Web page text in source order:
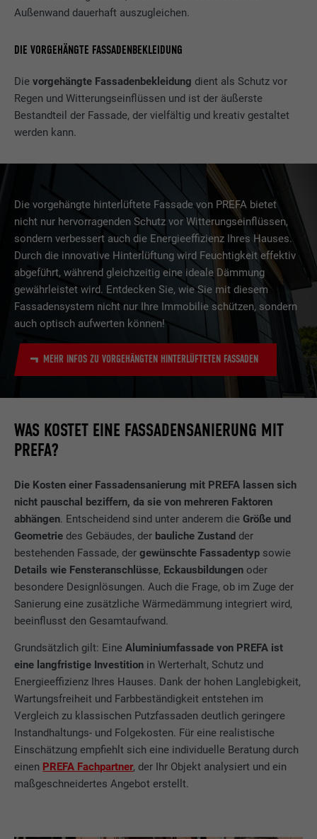
Außenwand dauerhaft auszugleichen.
DIE VORGEHÄNGTE FASSADENBEKLEIDUNG
Dievorgehängte Fassadenbekleidung dient als Schutz vor
Regen und Witterungseinflüssen und ist der äußerste
Bestandteil der Fassade, der vielfältig und kreativ gestaltet
werden kann.
Die vorgehängte hinterlüftete Fassade von PREFA bietet
nicht nur hervorragenden Schutz vor Witterungseinflüssen,
sondern verbessert auch die Energieeffizienz Ihres Hauses.
Durch die innovative Hinterlüftung wird Feuchtigkeit effektiv
abgeführt, während gleichzeitig eine ideale Dämmung
gewährleistet wird. Entdecken Sie, wie Sie mit diesem
Fassadensystem nicht nur Ihre Immobilie schützen, sondern
auch optisch aufwerten können!
MEHR INFOS ZU VORGEHÄNGTEN HINTERLÜFTETEN FASSADEN
WAS KOSTET EINE FASSADENSANIERUNG MIT
PREFA?
Die Kosten einer Fassadensanierung mit PREFA lassen sich
nicht pauschal beziffern, da sie von mehreren Faktoren
abhängen. Entscheidend sind unter anderem dieGröße und
Geometrie des Gebäudes, der bauliche Zustand der
bestehenden Fassade, dergewünschte Fassadentyp sowie
Details wie Fensteranschlüsse, Eckausbildungen oder
besondere Designlösungen. Auch die Frage, ob im Zuge der
Sanierung eine zusätzliche Wärmedämmung integriert wird,
beeinflusst den Gesamtaufwand.
Grundsätzlich gilt: EineAluminiumfassade von PREFA ist
eine langfristige Investition in Werterhalt, Schutz und
Energieeffizienz Ihres Hauses. Dank der hohen Langlebigkeit,
Wartungsfreiheit und Farbbeständigkeit entstehen im
Vergleich zu klassischen Putzfassaden deutlich geringere
Instandhaltungs- und Folgekosten. Für eine realistische
Einschätzung empfiehlt sich eine individuelle Beratung durch
einen PREFA Fachpartner, der Ihr Objekt analysiert und ein
maßgeschneidertes Angebot erstellt.
Questo cookie memorizza la vostra
sessione attuale con riferimento alle
possano essere visualizzate in modo
Name cookie_optin
Anbieter Sgalinski
Laufzeit 12 mesi
Zweck
Questo cookie è essenziale per il
funzionamento dell’estensione opt-in dei
cookie. Deve essere salvato per riconoscere
i gruppi di coockie che sono stati accettati
Die "Statistiken (inkl. US-Dienste)"-Cookies helfen uns zu
gesammelt, um die Nutzererfahrung der Website zu
verbessern.
Name _ga
Zweck
Registriert eine eindeutige ID, die verwendet
wird, um statistische Daten dazu, wieder
Besucher die Website nutzt, zu generieren.
Anbieter Google Analytics
Laufzeit 1 Tag
Zweck
Name
Anbieter Google Universal Analytics
Laufzeit 1 Tag
Zweck
Registriert eine eindeutige ID, die verwendet
wird, um statistische Daten dazu, wieder
Besucher die Website nutzt, zu generieren.
Anbieter Google Optimize
Laufzeit 90 Tage
Zweck
Wird testweise gesetzt, um zu prüfen, ob
der Browser das Setzen von Cookies
Identifikationsmerkmale.
Cookie-Informationen anzeigen
"Marketing & externe Medien (inkl. US-Dienste)"-Cookies
werden von Werbetreibenden (Drittanbietern) verwendet, um
personalisierte Werbung anzuzeigen. Sie tun dies, indem sie
Besucher über Websites hinweg beobachten. Wenn diese
Cookies akzeptiert werden, bedarf der Zugriff auf Inhalte von
Videoplattformen und Social-Media-Plattformen keiner
manuellen Einwilligung mehr.
Name NID
Anbieter Google
Laufzeit 6 Monate
Zweck
werden, insbesondere Ihre bevorzugte
und ob der Google SafeSearch-Filter
aktiviert sein soll.
Anbieter ads.linkedin.com
Laufzeit Sitzung
Zweck
Sprach version einer Webseite.
Name lang
Anbieter LinkedIn
Laufzeit Sitzung
Cookie-Informationen anzeigen